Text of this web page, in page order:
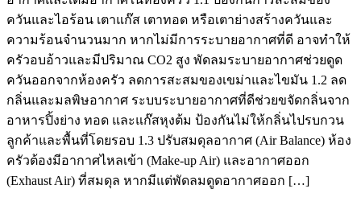
ควันและไอร้อน เตาแก๊ส เตาทอด หรือเตาย่างสร้างควันและ
ความร้อนจำนวนมาก หากไม่มีการระบายอากาศที่ดี อาจทำให้
ครัวอบอ้าวและมีปริมาณ CO2 สูง พัดลมระบายอากาศช่วยดูด
ควันออกจากห้องครัว ลดการสะสมของเขม่าและไขมัน 1.2 ลด
กลิ่นและมลพิษอากาศ ระบบระบายอากาศที่ดีช่วยขจัดกลิ่นจาก
อาหารปิ้งย่าง ทอด และแก๊สหุงต้ม ป้องกันไม่ให้กลิ่นไปรบกวน
ลูกค้าและพื้นที่โดยรอบ 1.3 ปรับสมดุลอากาศ (Air Balance) ห้อง
ครัวต้องมีอากาศไหลเข้า (Make-up Air) และอากาศออก
(Exhaust Air) ที่สมดุล หากมีแต่พัดลมดูดอากาศออก […]